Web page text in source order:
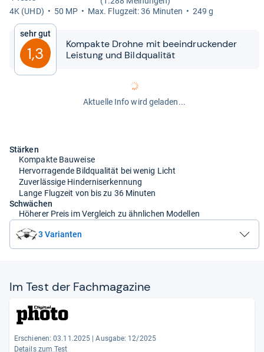
4K (UHD)
50 MP Max. Flug­zeit: 36 Minu­ten 249 g
Sehr gut
1,3
Kom­pakte Drohne mit beein­dru­cken­der
Leis­tung und Bild­qua­li­tät
Aktuelle Info wird geladen...
Stärken
Kompakte Bauweise
Hervorragende Bildqualität bei wenig Licht
Zuverlässige Hinderniserkennung
Lange Flugzeit von bis zu 36 Minuten
Schwächen
Höherer Preis im Vergleich zu ähnlichen Modellen
3 Varianten
Im Test der Fach­ma­ga­zine
Erschienen: 03.11.2025
Ausgabe: 12/2025
Details zum Test